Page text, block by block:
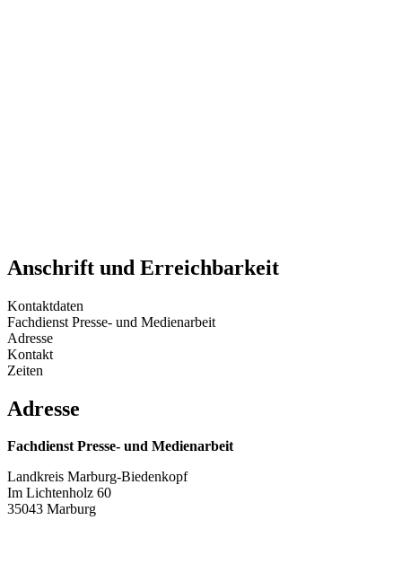
Anschrift und Erreichbarkeit
Kontaktdaten
Fachdienst Presse- und Medienarbeit
Adresse
Kontakt
Zeiten
Adresse
Fachdienst Presse- und Medienarbeit
Landkreis Marburg-Biedenkopf
Im Lichtenholz 60
35043 Marburg